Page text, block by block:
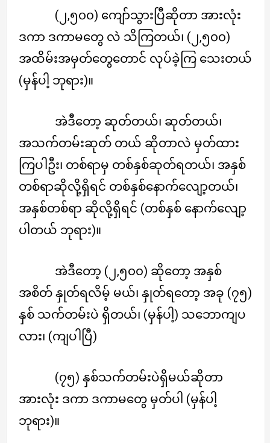
(၂,၅၀၀) ကျော်သွားပြီဆိုတာ အားလုံး
ဒကာ ဒကာမတွေ လဲ သိကြတယ်၊ (၂,၅၀၀)
အထိမ်းအမှတ်တွေတောင် လုပ်ခဲ့ကြ သေးတယ်
(မှန်ပါ့ ဘုရား)။
အဲဒီတော့ ဆုတ်တယ်၊ ဆုတ်တယ်၊
အသက်တမ်းဆုတ် တယ် ဆိုတာလဲ မှတ်ထား
ကြပါဦး၊ တစ်ရာမှ တစ်နှစ်ဆုတ်ရတယ်၊ အနှစ်
တစ်ရာဆိုလို့ရှိရင် တစ်နှစ်နောက်လျော့တယ်၊
အနှစ်တစ်ရာ ဆိုလို့ရှိရင် (တစ်နှစ် နောက်လျော့
ပါတယ် ဘုရား)။
အဲဒီတော့ (၂,၅၀၀) ဆိုတော့ အနှစ်
အစိတ် နှုတ်ရလိမ့် မယ်၊ နှုတ်ရတော့ အခု (၇၅)
နှစ် သက်တမ်းပဲ ရှိတယ်၊ (မှန်ပါ့) သဘောကျပ
လား၊ (ကျပါပြီ)
(၇၅) နှစ်သက်တမ်းပဲရှိမယ်ဆိုတာ
အားလုံး ဒကာ ဒကာမတွေ မှတ်ပါ (မှန်ပါ့
ဘုရား)။